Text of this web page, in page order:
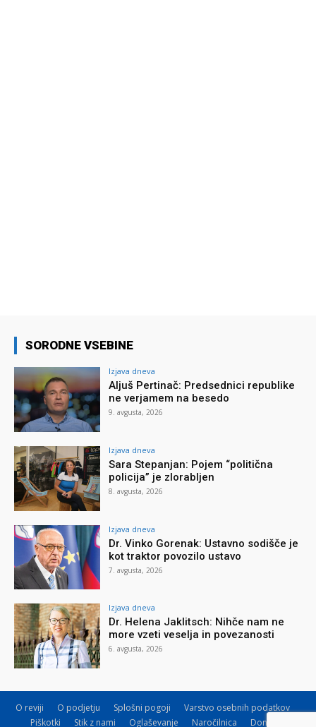
SORODNE VSEBINE
Izjava dneva
Aljuš Pertinač: Predsednici republike
ne verjamem na besedo
9. avgusta, 2026
Izjava dneva
Sara Stepanjan: Pojem “politična
policija” je zlorabljen
8. avgusta, 2026
Izjava dneva
Dr. Vinko Gorenak: Ustavno sodišče je
kot traktor povozilo ustavo
7. avgusta, 2026
Izjava dneva
Dr. Helena Jaklitsch: Nihče nam ne
more vzeti veselja in povezanosti
6. avgusta, 2026
O reviji O podjetju Splošni pogoji
Varstvo osebnih podatkov
Piškotki
Stik z nami Oglaševanje Naročilnica Donacije